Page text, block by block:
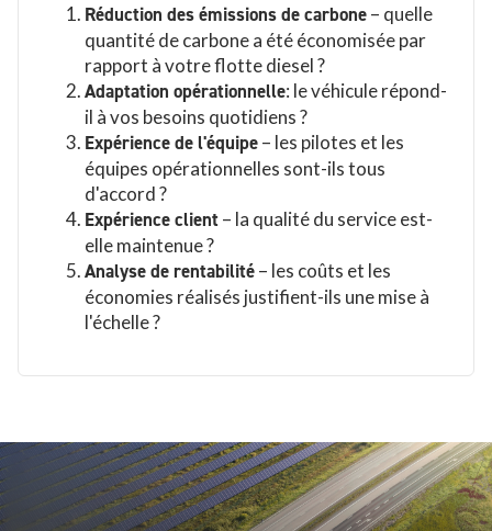
Réduction des émissions de carbone– quelle
quantité de carbone a été économisée par
rapport à votre flotte diesel ?
Adaptation opérationnelle: le véhicule répond-
il à vos besoins quotidiens ?
Expérience de l'équipe– les pilotes et les
équipes opérationnelles sont-ils tous
d'accord ?
Expérience client– la qualité du service est-
elle maintenue ?
Analyse de rentabilité– les coûts et les
économies réalisés justifient-ils une mise à
l'échelle ?